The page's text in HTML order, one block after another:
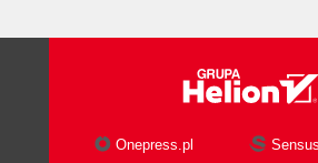
Onepress.pl